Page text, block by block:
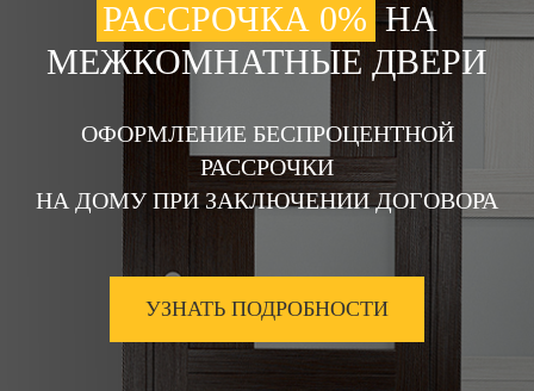
РАССРОЧКА 0% НА
МЕЖКОМНАТНЫЕ ДВЕРИ
ОФОРМЛЕНИЕ БЕСПРОЦЕНТНОЙ
РАССРОЧКИ
НА ДОМУ ПРИ ЗАКЛЮЧЕНИИ ДОГОВОРА
УЗНАТЬ ПОДРОБНОСТИ